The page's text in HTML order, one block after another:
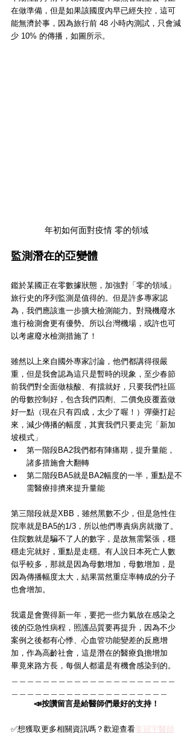
在做準備，但是如果該國度內早已經失控，這可
能無濟於事，因為旅行前 48 小時內測試，只會減
少 10% 的傳播，如圖所示。
年初如何面對疫情 零的領域
監測潛在的亞變體
鑑於某國正在零數據狀態，加強對「零的領域」
旅行史的序列監測是值得的。但是許多專家認
為，我們應該進一步擴大檢測能力。對飛機廢水
進行檢測會更有優勢。所以台灣機場，或許也可
以考慮廢水檢測措施了！
雖然以上來自國外專家討論，他們都講得很嚴
重，但是我會認為這只是暫時的現象，至少春節
前我們對全面做核酸、有擋就好，只要我們社區
的母數控制好，包含我們四劑、二價免疫覆蓋做
好一點（現在只有四成，太少了喔！）彈藥打起
來，減少傳播的幅度，其實我們只要走完「新加
坡模式」
第一階段BA2我們都有陣痛期，提升量能，
諸多措施會大翻轉
第二階段BA5就是BA2幅度的一半，重點是不
需醫療排擠來提升量能
第三階段就是XBB，雖然黑數不少，但是急性住
院率就是BA5的1/3，所以他們專責病房就撤了。
住院數就是騙不了人的數字，是故無需緊張，穩
穩走完就好，重點是走穩。有人說日本死亡人數
似乎較多，那就是因為母數增加，母數增加，是
因為傳播幅度太大，結果當然重症率轉成的分子
也會增加。
我還是會覺得新一年，要把一些力氣放在感染之
後的亞急性病程，照護品質要再提升，因為不少
案例之後都有心悸、心血管功能變差的反應增
加，作為高齡社會，這是潛在的醫療負擔增加
畢竟來路方長，每個人都還是有機會感染到的。
📣按讚留言是給醫師們最好的支持！
✅想獲取更多相關資訊嗎？歡迎查看姜冠宇醫師